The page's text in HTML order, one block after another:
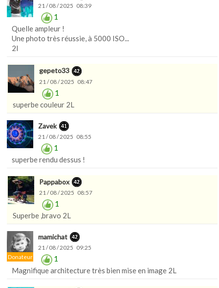
21 / 08 / 2025 08:39
1
Quelle ampleur !
Une photo très réussie, à 5000 ISO...
2l
gepeto33
21 / 08 / 2025 08:47
1
superbe couleur 2L
Zavek
21 / 08 / 2025 08:55
1
superbe rendu dessus !
Pappabox
21 / 08 / 2025 08:57
1
Superbe ,bravo 2L
Donateur
mamichat
21 / 08 / 2025 09:25
1
Magnifique architecture très bien mise en image 2L